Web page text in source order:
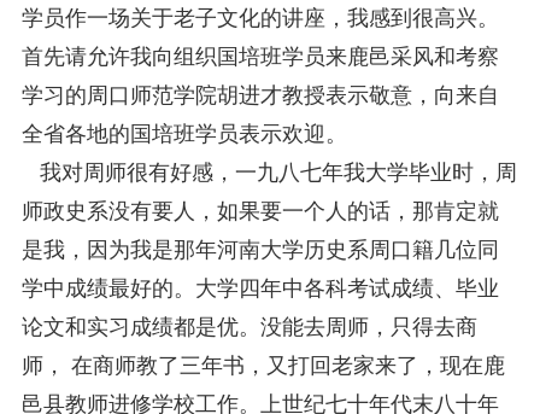
学员作一场关于老子文化的讲座，我感到很高兴。
首先请允许我向组织国培班学员来鹿邑采风和考察
学习的周口师范学院胡进才教授表示敬意，向来自
全省各地的国培班学员表示欢迎。
我对周师很有好感，一九八七年我大学毕业时，周
师政史系没有要人，如果要一个人的话，那肯定就
是我，因为我是那年河南大学历史系周口籍几位同
学中成绩最好的。大学四年中各科考试成绩、毕业
论文和实习成绩都是优。没能去周师，只得去商
师， 在商师教了三年书，又打回老家来了，现在鹿
邑县教师进修学校工作。上世纪七十年代末八十年